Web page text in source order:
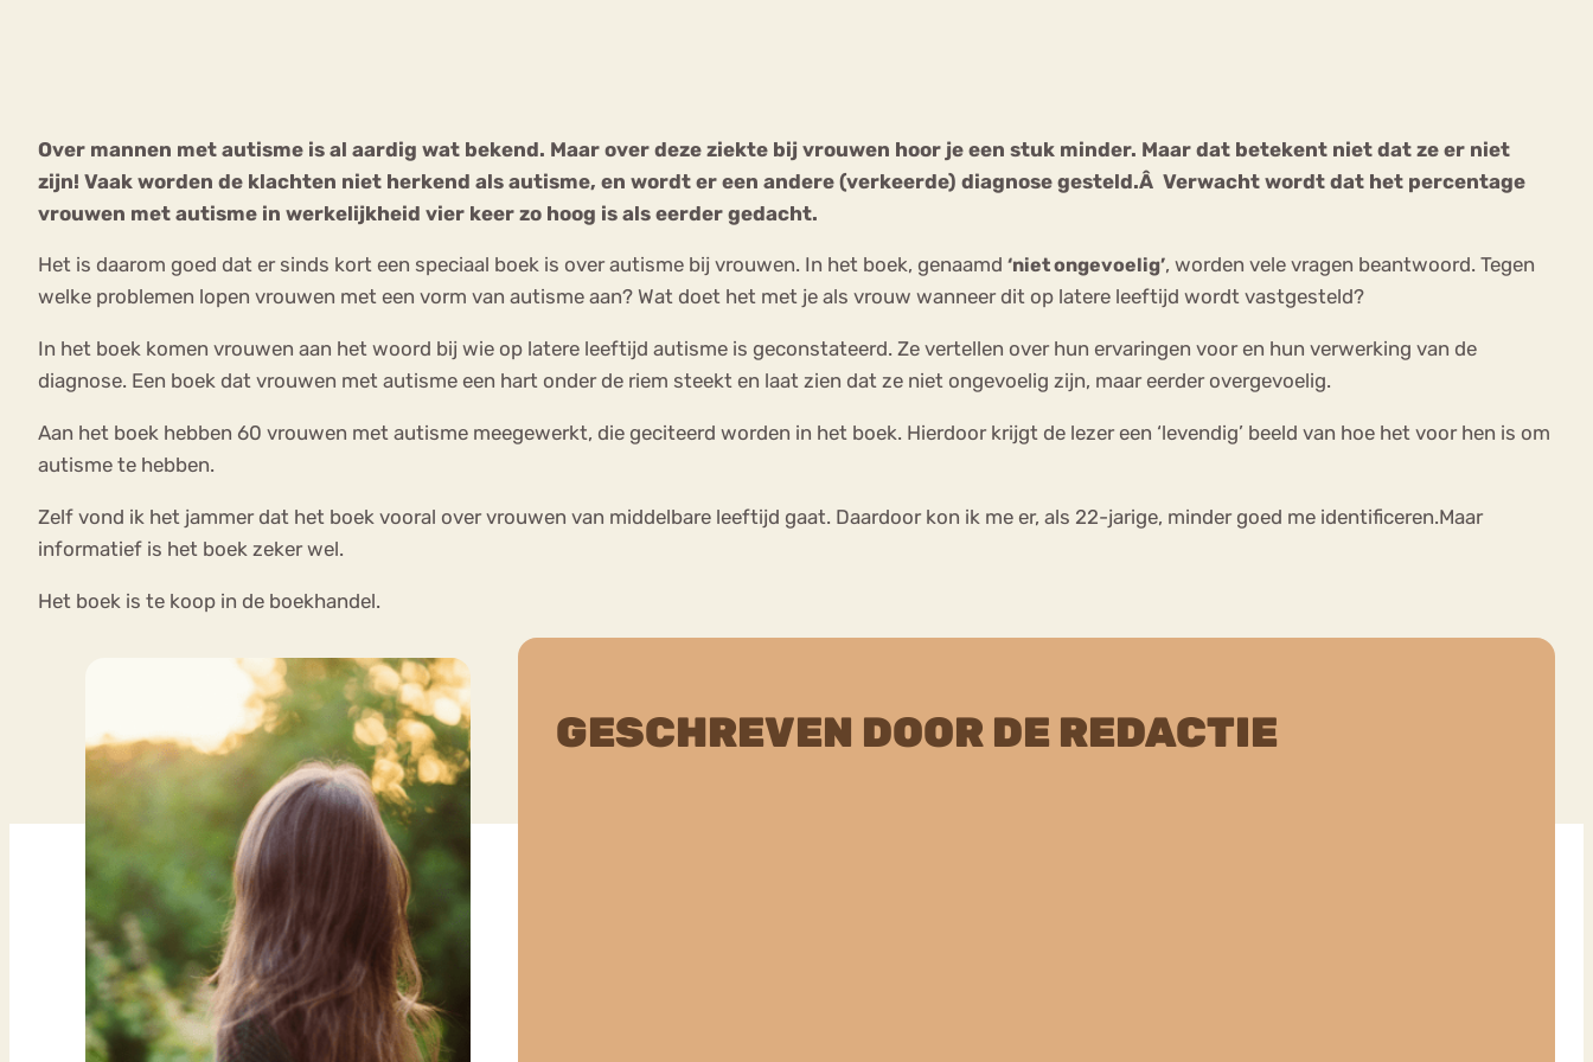
Over mannen met autisme is al aardig wat bekend. Maar over deze ziekte bij vrouwen hoor je een stuk minder. Maar dat betekent niet dat ze er niet
zijn! Vaak worden de klachten niet herkend als autisme, en wordt er een andere (verkeerde) diagnose gesteld.Â Verwacht wordt dat het percentage
vrouwen met autisme in werkelijkheid vier keer zo hoog is als eerder gedacht.
Het is daarom goed dat er sinds kort een speciaal boek is over autisme bij vrouwen. In het boek, genaamd ‘niet ongevoelig’, worden vele vragen beantwoord. Tegen
welke problemen lopen vrouwen met een vorm van autisme aan? Wat doet het met je als vrouw wanneer dit op latere leeftijd wordt vastgesteld?
In het boek komen vrouwen aan het woord bij wie op latere leeftijd autisme is geconstateerd. Ze vertellen over hun ervaringen voor en hun verwerking van de
diagnose. Een boek dat vrouwen met autisme een hart onder de riem steekt en laat zien dat ze niet ongevoelig zijn, maar eerder overgevoelig.
Aan het boek hebben 60 vrouwen met autisme meegewerkt, die geciteerd worden in het boek. Hierdoor krijgt de lezer een ‘levendig’ beeld van hoe het voor hen is om
autisme te hebben.
Zelf vond ik het jammer dat het boek vooral over vrouwen van middelbare leeftijd gaat. Daardoor kon ik me er, als 22-jarige, minder goed me identificeren.Maar
informatief is het boek zeker wel.
Het boek is te koop in de boekhandel.
GESCHREVEN DOOR DE REDACTIE
Boulimia Nervosa Eetstoornis Anorexia Nervosa
Orthorexia
Afvallen Angst